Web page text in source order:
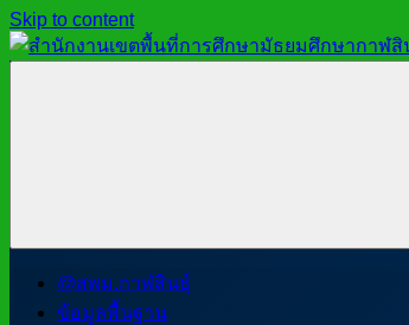
Skip to content
มัธยมศึกษา
กาฬสินธุ์
ศึกษา
มัธยมศึกษา
กาฬสินธุ์
@สพม.กาฬสินธุ์
ข้อมูลพื้นฐาน